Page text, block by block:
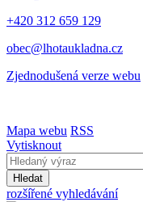
+420 312 659 129
obec@lhotaukladna.cz
Zjednodušená verze webu
Mapa webu RSS
Vytisknout
Hledat
rozšířené vyhledávání